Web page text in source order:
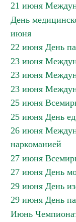
21 июня
День
июня
22 июня День
23 июня
23 июня
23 июня
25 июня
25 июня День
26 июня
наркоманией
27 июня
27 июня День
29 июня День
29 июня День
Июнь